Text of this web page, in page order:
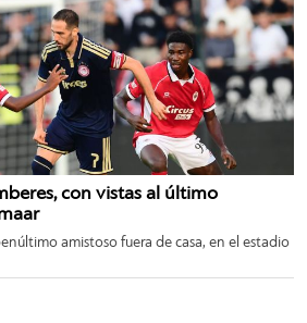
con vistas al último
amistoso fuera de casa, en el estadio